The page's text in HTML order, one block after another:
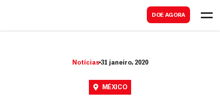
DOE AGORA
r
Notícias 31 janeiro, 2020
MÉXICO
a
r